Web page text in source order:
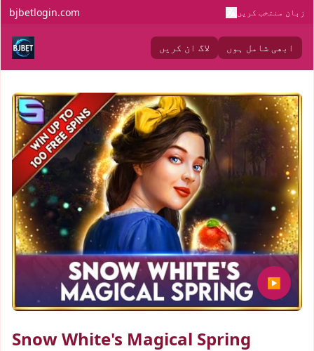
bjbetlogin.com زبان منتخب کریں
لاگ ان کریں ابھی شامل ہوں
▶
Snow White's Magical Spring